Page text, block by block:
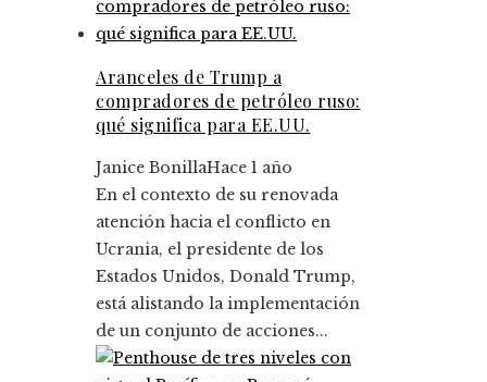
Aranceles de Trump a
compradores de petróleo ruso:
qué significa para EE.UU.
Janice BonillaHace 1 año
En el contexto de su renovada
atención hacia el conflicto en
Ucrania, el presidente de los
Estados Unidos, Donald Trump,
está alistando la implementación
de un conjunto de acciones...